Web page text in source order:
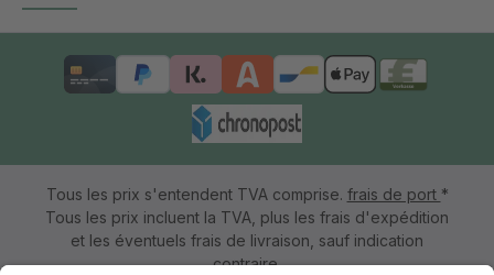
Tous les prix s'entendent TVA comprise. frais de port *
Tous les prix incluent la TVA, plus les frais d'expédition
et les éventuels frais de livraison, sauf indication
contraire.